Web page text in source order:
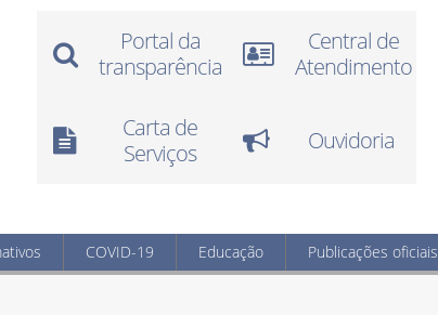
Portal da
transparência
Central de
Atendimento
Carta de
Serviços
Ouvidoria
COVID-19 Educação Publicações oficiais